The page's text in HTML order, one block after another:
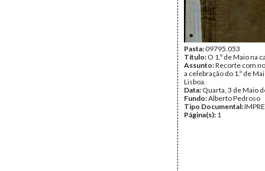
Pasta:09795.053
Título: O 1.º de Maio na
Assunto:Recorte com
a celebração do 1.º de
Lisboa.
Data: Quarta, 3 de Maio
Fundo:Alberto Pedroso
Tipo Documental:
Página(s): 1